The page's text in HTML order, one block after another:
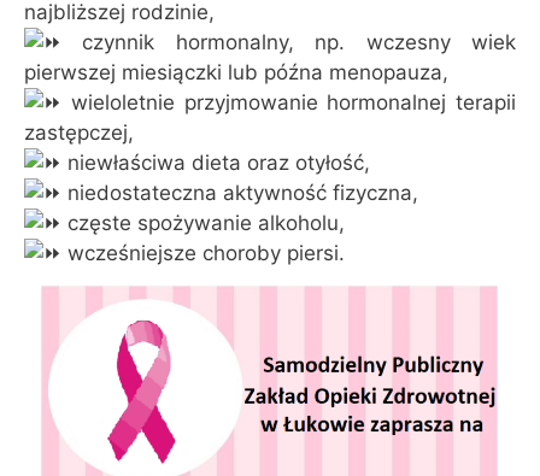
najbliższej rodzinie,
czynnik hormonalny, np. wczesny wiek
pierwszej miesiączki lub późna menopauza,
wieloletnie przyjmowanie hormonalnej terapii
zastępczej,
niewłaściwa dieta oraz otyłość,
niedostateczna aktywność fizyczna,
częste spożywanie alkoholu,
wcześniejsze choroby piersi.